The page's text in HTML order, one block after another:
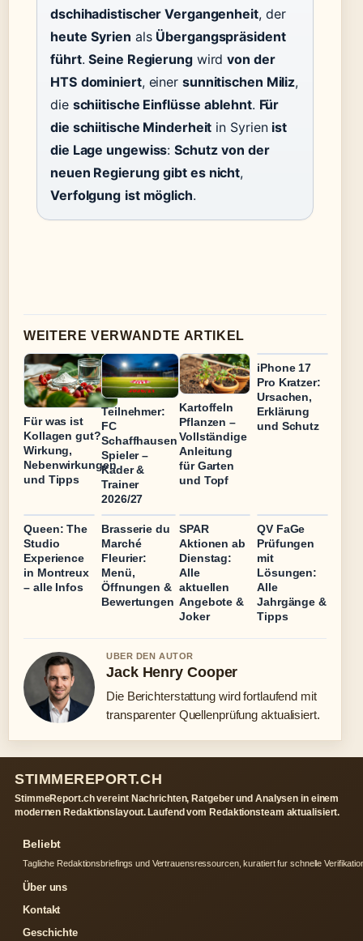
dschihadistischer Vergangenheit, der
heute Syrien als Übergangspräsident
führt.Seine Regierungwirdvon der
HTS dominiert, einer sunnitischen Miliz,
die schiitische Einflüsse ablehnt. Für
die schiitische Minderheit in Syrien ist
die Lage ungewiss:Schutz von der
neuen Regierung gibt es nicht,
Verfolgung ist möglich.
WEITERE VERWANDTE ARTIKEL
Für was ist
Kollagen gut?
Wirkung,
Nebenwirkungen
und Tipps
Teilnehmer:
FC
Schaffhausen
Spieler –
Kader &
Trainer
2026/27
Kartoffeln
Pflanzen –
Vollständige
Anleitung
für Garten
und Topf
iPhone 17
Pro Kratzer:
Ursachen,
Erklärung
und Schutz
Queen: The
Studio
Experience
in Montreux
– alle Infos
Brasserie du
Marché
Fleurier:
Menü,
Öffnungen &
Bewertungen
SPAR
Aktionen ab
Dienstag:
Alle
aktuellen
Angebote &
Joker
QV FaGe
Prüfungen
mit
Lösungen:
Alle
Jahrgänge &
Tipps
UBER DEN AUTOR
Jack Henry Cooper
Die Berichterstattung wird fortlaufend mit
transparenter Quellenprüfung aktualisiert.
STIMMEREPORT.CH
StimmeReport.ch vereint Nachrichten, Ratgeber und Analysen in einem
modernen Redaktionslayout. Laufend vom Redaktionsteam aktualisiert.
Beliebt
Tagliche Redaktionsbriefings und Vertrauensressourcen, kuratiert fur schnelle
Über uns
Kontakt
Geschichte